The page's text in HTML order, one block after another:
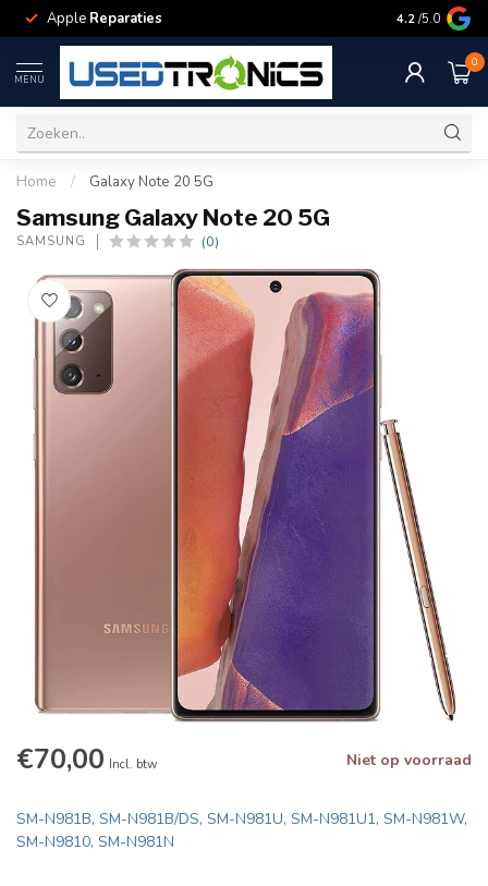
Apple Reparaties Samsung
4.2 /5.0
MENU
0
Home / Galaxy Note 20 5G
Samsung Galaxy Note 20 5G
SAMSUNG (0)
€70,00 Incl. btw Niet op voorraad
SM-N981B, SM-N981B/DS, SM-N981U, SM-N981U1, SM-N981W,
SM-N9810, SM-N981N